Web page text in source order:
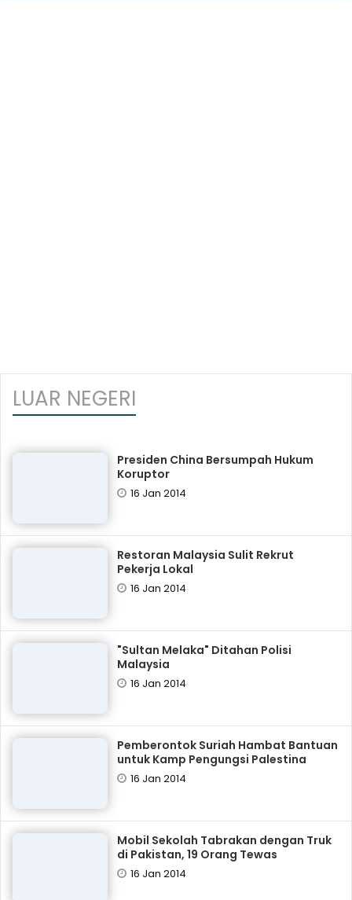
LUAR NEGERI
Presiden China Bersumpah Hukum
Koruptor
16 Jan 2014
Restoran Malaysia Sulit Rekrut
Pekerja Lokal
16 Jan 2014
"Sultan Melaka" Ditahan Polisi
Malaysia
16 Jan 2014
Pemberontok Suriah Hambat Bantuan
untuk Kamp Pengungsi Palestina
16 Jan 2014
Mobil Sekolah Tabrakan dengan Truk
di Pakistan, 19 Orang Tewas
16 Jan 2014